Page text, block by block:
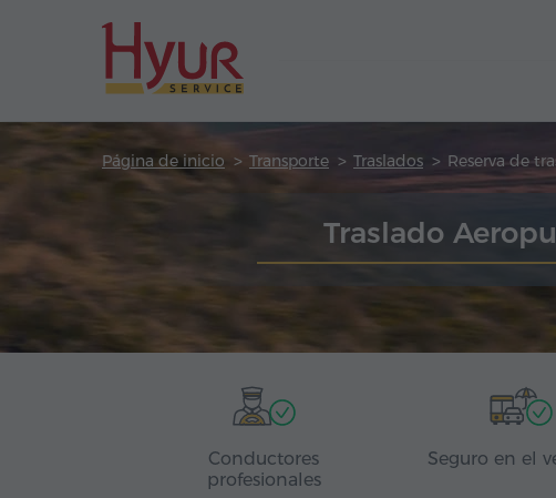
Página de inicio Transporte Traslados Reserva de
Traslado
Conductores
profesionales
Seguro en el